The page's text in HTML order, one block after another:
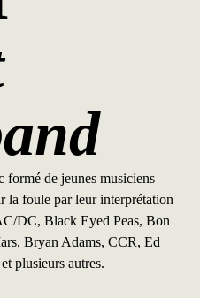
formé de jeunes musiciens
la foule par leur interprétation
DC, Black Eyed Peas, Bon
Bryan Adams, CCR, Ed
plusieurs autres.